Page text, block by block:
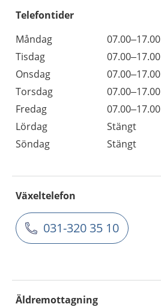
Telefontider
Måndag
07.00–17.00
Tisdag
07.00–17.00
Onsdag
07.00–17.00
Torsdag
07.00–17.00
Fredag
07.00–17.00
Lördag
Stängt
Söndag
Stängt
Växeltelefon
031-320 35 10
Äldremottagning